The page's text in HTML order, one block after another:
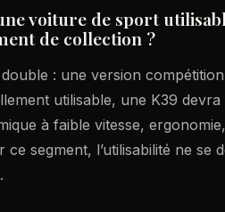
voiture de sport
de collection ?
double : une version
utilisable, une K39
à faible vitesse,
segment, l’utilisabilité ne se